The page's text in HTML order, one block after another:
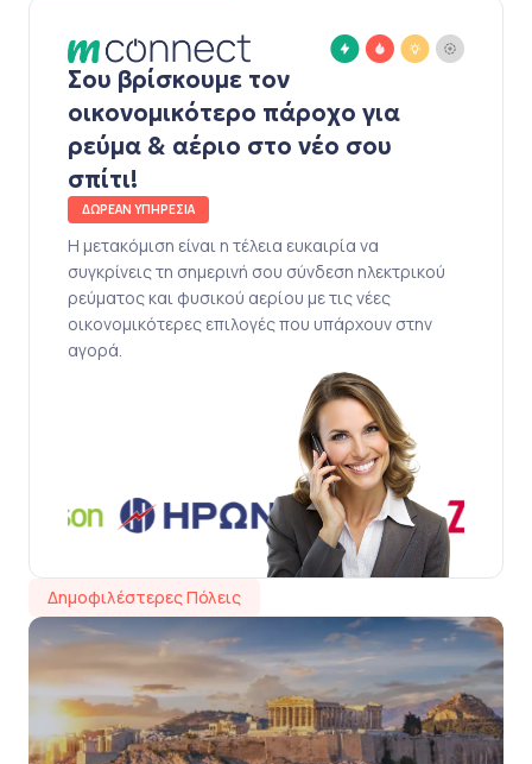
Σου βρίσκουμε τον
οικονομικότερο πάροχο για
ρεύμα & αέριο στο νέο σου
σπίτι!
ΔΩΡΕΑΝ ΥΠΗΡΕΣΙΑ
Η μετακόμιση είναι η τέλεια ευκαιρία να
συγκρίνεις τη σημερινή σου σύνδεση ηλεκτρικού
ρεύματος και φυσικού αερίου με τις νέες
οικονομικότερες επιλογές που υπάρχουν στην
αγορά.
Δημοφιλέστερες Πόλεις